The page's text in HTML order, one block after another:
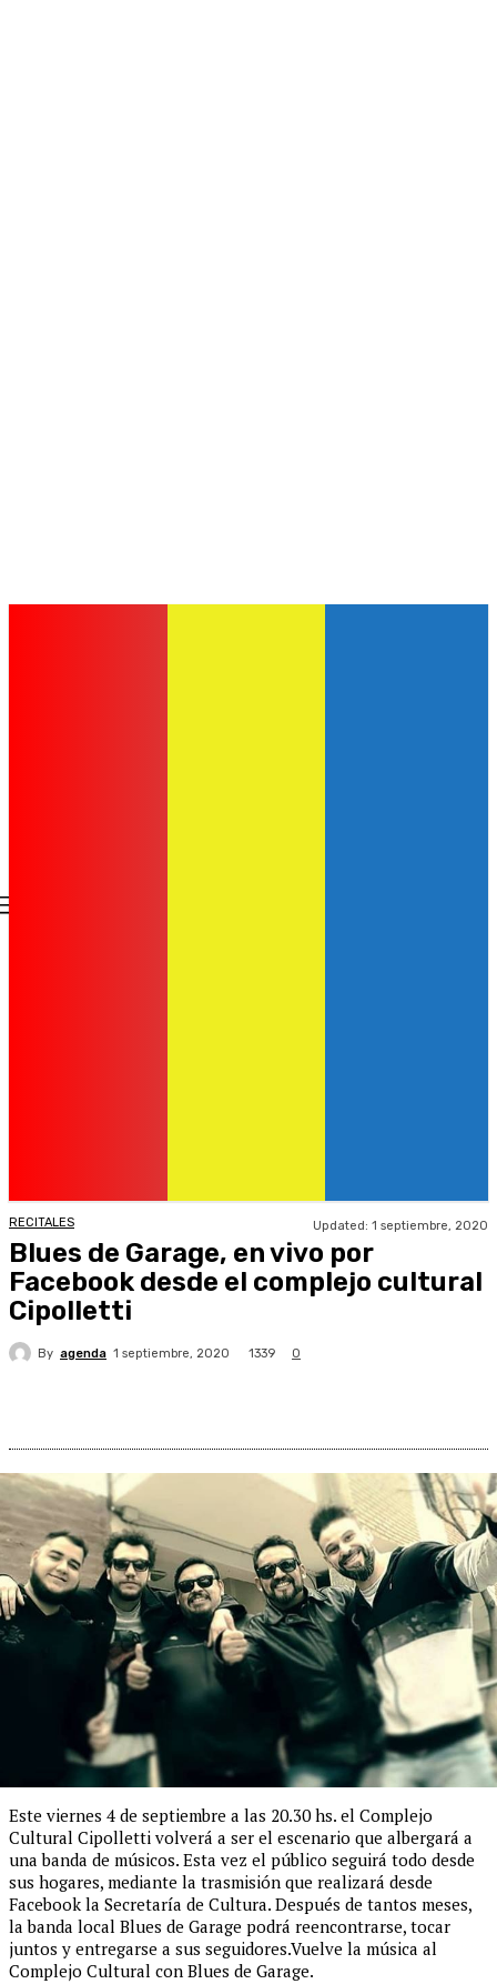
RECITALES Updated: 1 septiembre, 2020
Blues de Garage, en vivo por
Facebook desde el complejo cultural
Cipolletti
By agenda 1 septiembre, 2020 1339 0
Este viernes 4 de septiembre a las 20.30 hs. el Complejo
Cultural Cipolletti volverá a ser el escenario que albergará a
una banda de músicos. Esta vez el público seguirá todo desde
sus hogares, mediante la trasmisión que realizará desde
Facebook la Secretaría de Cultura. Después de tantos meses,
la banda local Blues de Garage podrá reencontrarse, tocar
juntos y entregarse a sus seguidores.Vuelve la música al
Complejo Cultural con Blues de Garage.